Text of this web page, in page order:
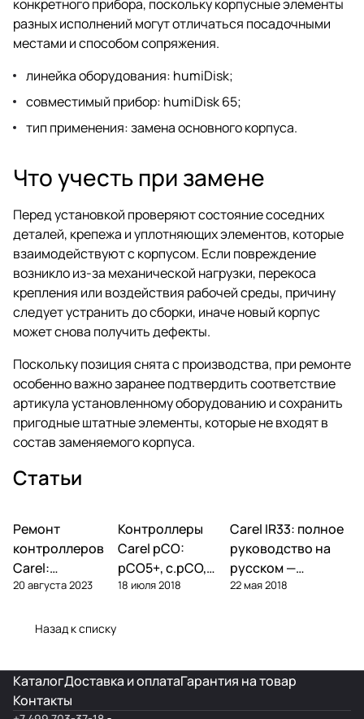
конкретного прибора, поскольку корпусные элементы
разных исполнений могут отличаться посадочными
местами и способом сопряжения.
линейка оборудования: humiDisk;
совместимый прибор: humiDisk 65;
тип применения: замена основного корпуса.
Что учесть при замене
Перед установкой проверяют состояние соседних
деталей, крепежа и уплотняющих элементов, которые
взаимодействуют с корпусом. Если повреждение
возникло из-за механической нагрузки, перекоса
крепления или воздействия рабочей среды, причину
следует устранить до сборки, иначе новый корпус
может снова получить дефекты.
Поскольку позиция снята с производства, при ремонте
особенно важно заранее подтвердить соответствие
артикула установленному оборудованию и сохранить
пригодные штатные элементы, которые не входят в
состав заменяемого корпуса.
Статьи
Автоматика и
контроллеры
Ремонт
контроллеров
Carel:
диагностика
поломок и
20 августа 2023
Автоматика и
контроллеры
Контроллеры
Carel pCO:
pCO5+, c.pCO,
pCO mini —
18 июля 2018
Автоматика и
контроллеры
Carel IR33: полное
руководство на
русском —
параметры,
22 мая 2018
Назад к списку
КаталогДоставка и оплатаГарантия на товар
Контакты